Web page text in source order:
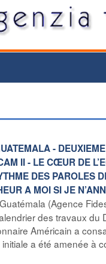
-
II - LE CŒUR DE
DES PAROLES
A MOI SI JE
Guatémala (Agence
des travaux du
Américain a
initiale a été amenée à